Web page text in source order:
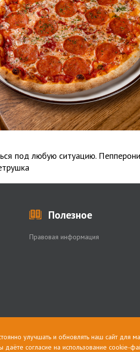
под любую ситуацию.
Полезное
Правовая информация
улучшать и обновлять наш сайт для
даёте согласие на использование cookie-